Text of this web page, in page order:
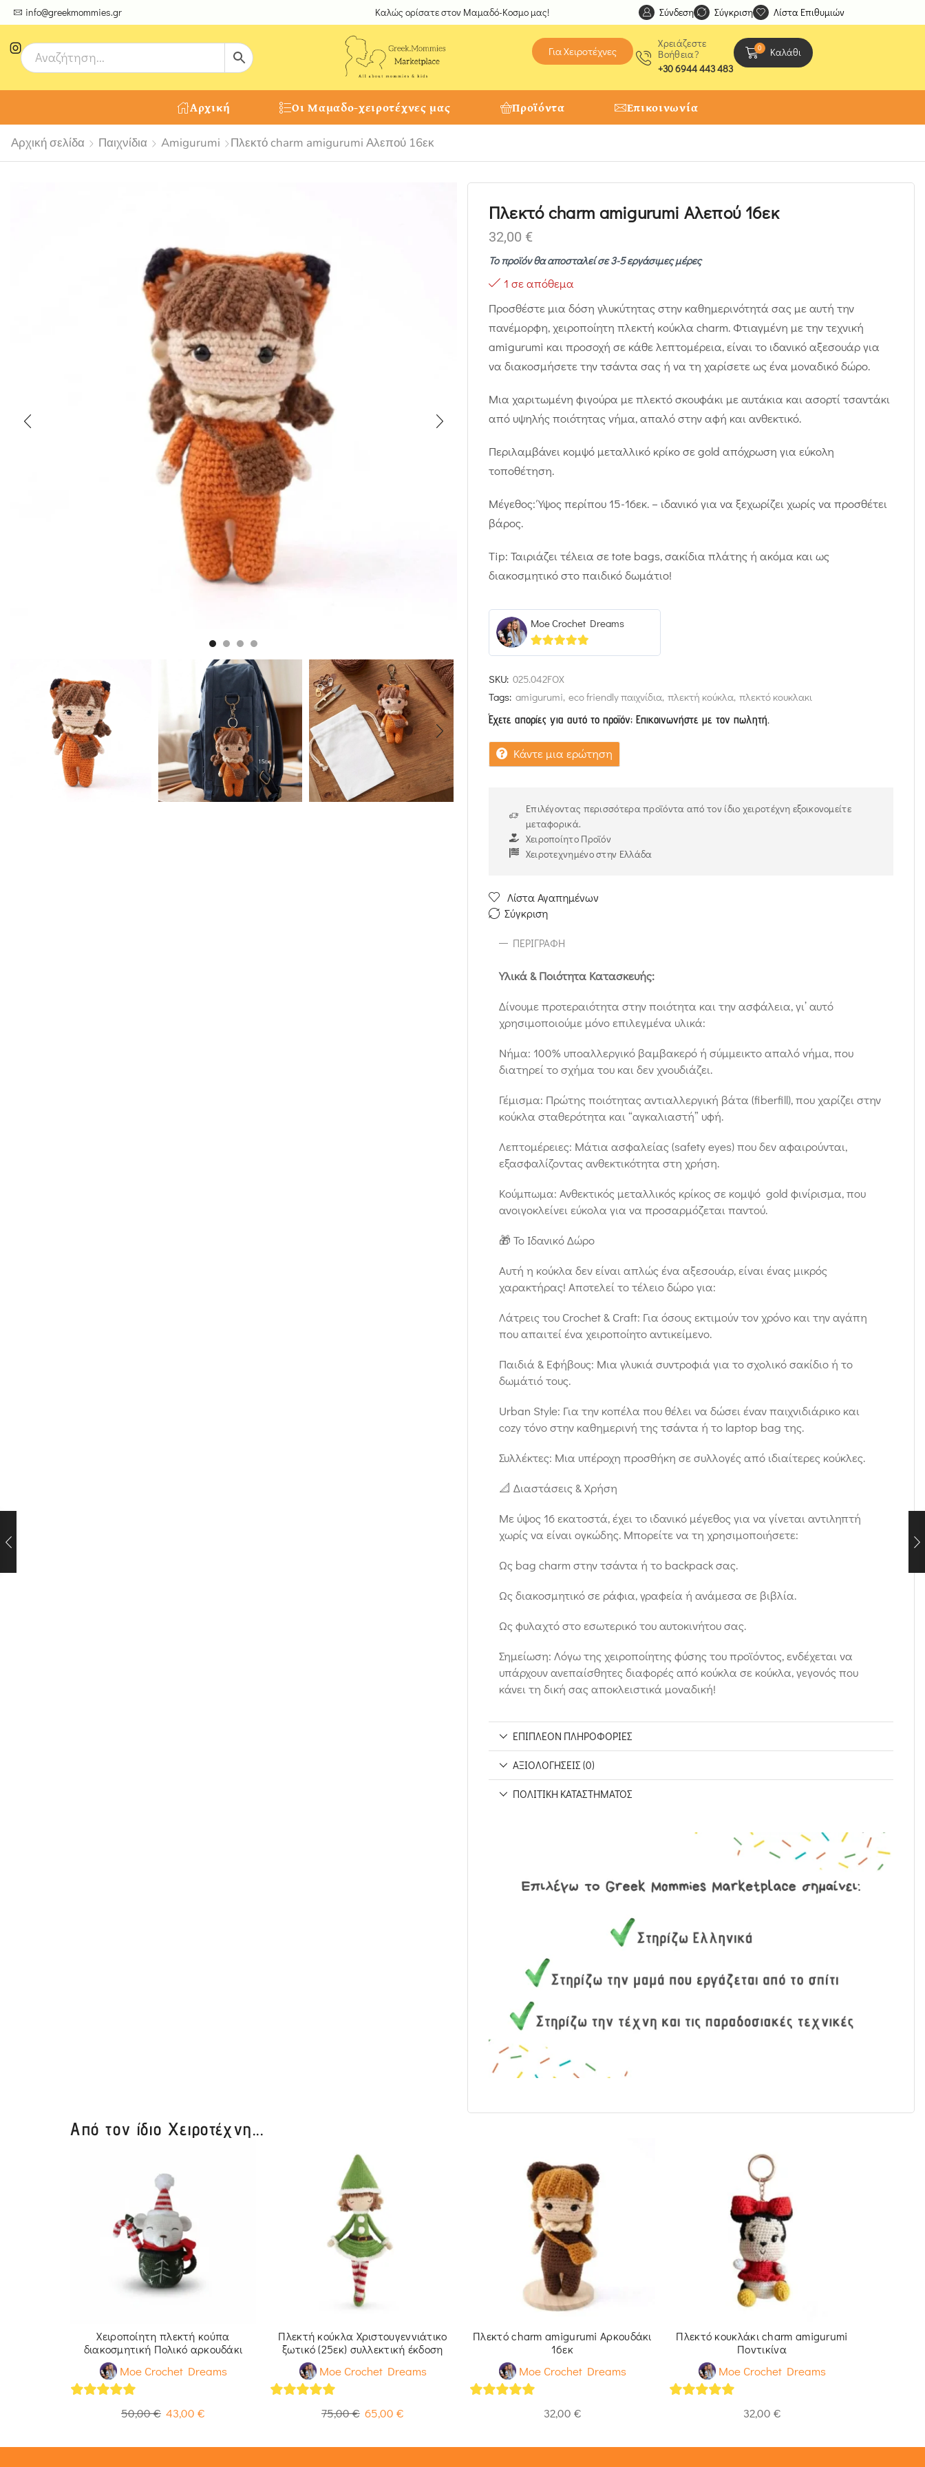
info@greekmommies.gr
μοναδικές δημιουργίες από τους Χειροτέχνες μας! Καλώς ορίσατε στον Μαμαδό-Κοσμο μας! Ανακαλύψτε μοναδικές δημιουργίες από τους
Σύνδεση Σύγκριση Λίστα Επιθυμιών
Για Χειροτέχνες
Χρειάζεστε
Βοήθεια?
+30 6944 443 483
0 Καλάθι
Αρχική Οι Μαμαδο-χειροτέχνες μας Προϊόντα Επικοινωνία
Αρχική σελίδα Παιχνίδια Amigurumi Πλεκτό charm amigurumi Αλεπού 16εκ
Πλεκτό charm amigurumi Αλεπού 16εκ
32,00 €
Το προϊόν θα αποσταλεί σε 3-5 εργάσιμες μέρες
1 σε απόθεμα
Προσθέστε μια δόση γλυκύτητας στην καθημερινότητά σας με αυτή την
πανέμορφη, χειροποίητη πλεκτή κούκλα charm. Φτιαγμένη με την τεχνική
amigurumi και προσοχή σε κάθε λεπτομέρεια, είναι το ιδανικό αξεσουάρ για
να διακοσμήσετε την τσάντα σας ή να τη χαρίσετε ως ένα μοναδικό δώρο.
Μια χαριτωμένη φιγούρα με πλεκτό σκουφάκι με αυτάκια και ασορτί τσαντάκι
από υψηλής ποιότητας νήμα, απαλό στην αφή και ανθεκτικό.
Περιλαμβάνει κομψό μεταλλικό κρίκο σε gold απόχρωση για εύκολη
τοποθέτηση.
Μέγεθος: Ύψος περίπου 15-16εκ. – ιδανικό για να ξεχωρίζει χωρίς να προσθέτει
βάρος.
Tip: Ταιριάζει τέλεια σε tote bags, σακίδια πλάτης ή ακόμα και ως
διακοσμητικό στο παιδικό δωμάτιο!
Moe Crochet Dreams
5out of 5
SKU: 025.042FOX
Tags: amigurumi, eco friendly παιχνίδια, πλεκτή κούκλα, πλεκτό κουκλακι
Έχετε απορίες για αυτό το προϊόν; Επικοινωνήστε με τον πωλητή.
Κάντε μια ερώτηση
Επιλέγοντας περισσότερα προϊόντα από τον ίδιο χειροτέχνη εξοικονομείτε
μεταφορικά.
Χειροποίητο Προϊόν
Χειροτεχνημένο στην Ελλάδα
Λίστα Αγαπημένων
Σύγκριση
ΠΕΡΙΓΡΑΦΉ
Υλικά & Ποιότητα Κατασκευής:
Δίνουμε προτεραιότητα στην ποιότητα και την ασφάλεια, γι’ αυτό
χρησιμοποιούμε μόνο επιλεγμένα υλικά:
Νήμα: 100% υποαλλεργικό βαμβακερό ή σύμμεικτο απαλό νήμα, που
διατηρεί το σχήμα του και δεν χνουδιάζει.
Γέμισμα: Πρώτης ποιότητας αντιαλλεργική βάτα (fiberfill), που χαρίζει στην
κούκλα σταθερότητα και “αγκαλιαστή” υφή.
Λεπτομέρειες: Μάτια ασφαλείας (safety eyes) που δεν αφαιρούνται,
εξασφαλίζοντας ανθεκτικότητα στη χρήση.
Κούμπωμα: Ανθεκτικός μεταλλικός κρίκος σε κομψό gold φινίρισμα, που
ανοιγοκλείνει εύκολα για να προσαρμόζεται παντού.
🎁 Το Ιδανικό Δώρο
Αυτή η κούκλα δεν είναι απλώς ένα αξεσουάρ, είναι ένας μικρός
χαρακτήρας! Αποτελεί το τέλειο δώρο για:
Λάτρεις του Crochet & Craft: Για όσους εκτιμούν τον χρόνο και την αγάπη
που απαιτεί ένα χειροποίητο αντικείμενο.
Παιδιά & Εφήβους: Μια γλυκιά συντροφιά για το σχολικό σακίδιο ή το
δωμάτιό τους.
Urban Style: Για την κοπέλα που θέλει να δώσει έναν παιχνιδιάρικο και
cozy τόνο στην καθημερινή της τσάντα ή το laptop bag της.
Συλλέκτες: Μια υπέροχη προσθήκη σε συλλογές από ιδιαίτερες κούκλες.
📐 Διαστάσεις & Χρήση
Με ύψος 16 εκατοστά, έχει το ιδανικό μέγεθος για να γίνεται αντιληπτή
χωρίς να είναι ογκώδης. Μπορείτε να τη χρησιμοποιήσετε:
Ως bag charm στην τσάντα ή το backpack σας.
Ως διακοσμητικό σε ράφια, γραφεία ή ανάμεσα σε βιβλία.
Ως φυλαχτό στο εσωτερικό του αυτοκινήτου σας.
Σημείωση: Λόγω της χειροποίητης φύσης του προϊόντος, ενδέχεται να
υπάρχουν ανεπαίσθητες διαφορές από κούκλα σε κούκλα, γεγονός που
κάνει τη δική σας αποκλειστικά μοναδική!
ΕΠΙΠΛΈΟΝ ΠΛΗΡΟΦΟΡΊΕΣ
ΑΞΙΟΛΟΓΉΣΕΙΣ (0)
ΠΟΛΙΤΙΚΉ ΚΑΤΑΣΤΉΜΑΤΟΣ
Από τον ίδιο Χειροτέχνη...
Χειροποίητη πλεκτή κούπα
διακοσμητική Πολικό αρκουδάκι
Moe Crochet Dreams
50,00€ 43,00 €
Πλεκτή κούκλα Χριστουγεννιάτικο
ξωτικό (25εκ) συλλεκτική έκδοση
Moe Crochet Dreams
75,00€ 65,00 €
Πλεκτό charm amigurumi Αρκουδάκι
16εκ
Moe Crochet Dreams
32,00 €
Πλεκτό κουκλάκι charm amigurumi
Ποντικίνα
Moe Crochet Dreams
32,00 €